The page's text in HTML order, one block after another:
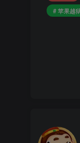
# 苹果越